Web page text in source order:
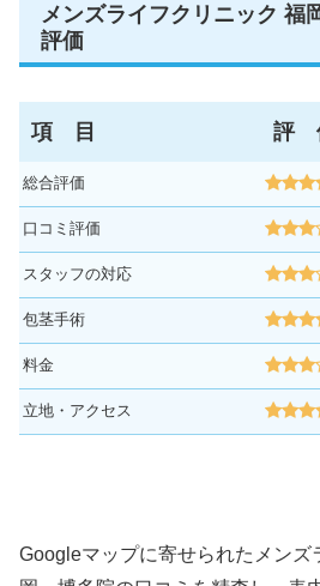
メンズライフクリニック 福
評価
項 目 評
総合評価
口コミ評価
スタッフの対応
包茎手術
料金
立地・アクセス
Googleマップに寄せられたメンズ